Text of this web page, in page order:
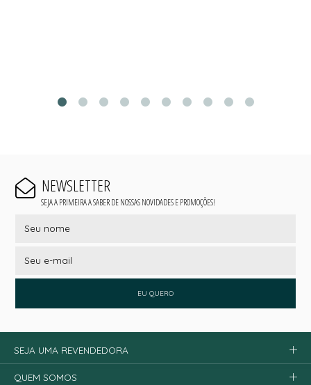
NEWSLETTER
SEJA A PRIMEIRA A SABER DE NOSSAS NOVIDADES E PROMOÇÕES!
EU QUERO
SEJA UMA REVENDEDORA
QUEM SOMOS